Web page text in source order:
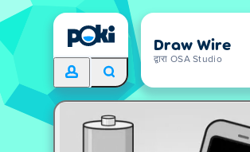
Draw Wire
द्वारा OSA Studio